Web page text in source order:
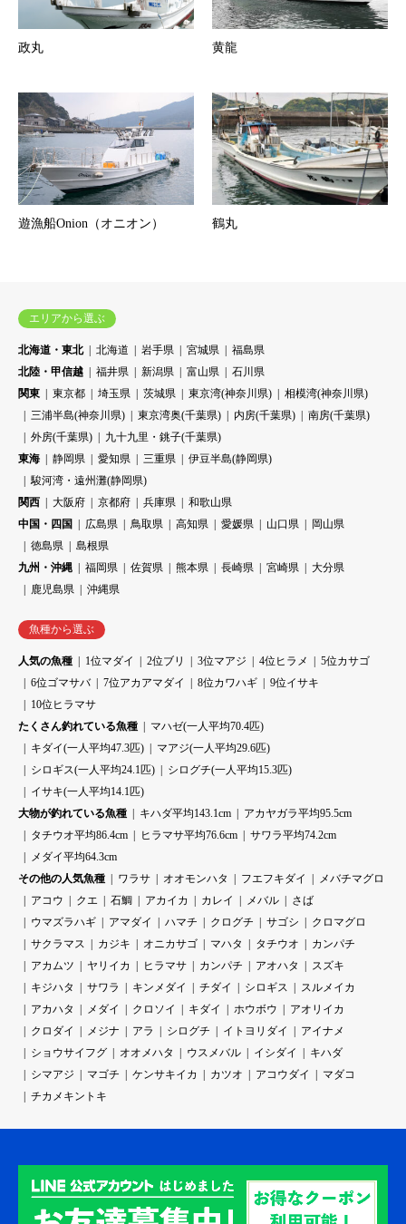
政丸 黄龍
遊漁船Onion（オニオン） 鶴丸
エリアから選ぶ
北海道・東北 北海道 岩手県 宮城県
福島県
北陸・甲信越
福井県 新潟県 富山県
石川県
関東
東京都 埼玉県 茨城県 東京湾(神奈川県)
相模湾(神奈川県)
三浦半島(神奈川県)
東京湾奥(千葉県) 内房(千葉県)
南房(千葉県)
外房(千葉県)
九十九里・銚子(千葉県)
東海
静岡県 愛知県 三重県
伊豆半島(静岡県)
駿河湾・遠州灘(静岡県)
関西
大阪府 京都府 兵庫県
和歌山県
中国・四国
広島県 鳥取県 高知県 愛媛県 山口県
岡山県
徳島県
島根県
九州・沖縄
福岡県 佐賀県 熊本県 長崎県 宮崎県
大分県
鹿児島県
沖縄県
魚種から選ぶ
人気の魚種 1位マダイ 2位ブリ 3位マアジ 4位ヒラメ
5位カサゴ
6位ゴマサバ
7位アカアマダイ 8位カワハギ
9位イサキ
10位ヒラマサ
たくさん釣れている魚種
マハゼ(一人平均70.4匹)
キダイ(一人平均47.3匹)
マアジ(一人平均29.6匹)
シロギス(一人平均24.1匹)
シログチ(一人平均15.3匹)
イサキ(一人平均14.1匹)
大物が釣れている魚種
キハダ平均143.1cm
アカヤガラ平均95.5cm
タチウオ平均86.4cm
ヒラマサ平均76.6cm
サワラ平均74.2cm
メダイ平均64.3cm
その他の人気魚種
ワラサ オオモンハタ フエフキダイ
メバチマグロ
アコウ
クエ 石鯛 アカイカ カレイ メバル
さば
ウマズラハギ
アマダイ ハマチ クログチ サゴシ
クロマグロ
サクラマス
カジキ オニカサゴ マハタ タチウオ
カンパチ
アカムツ
ヤリイカ ヒラマサ カンパチ アオハタ
スズキ
キジハタ
サワラ キンメダイ チダイ シロギス
スルメイカ
アカハタ
メダイ クロソイ キダイ ホウボウ
アオリイカ
クロダイ
メジナ アラ シログチ イトヨリダイ
アイナメ
ショウサイフグ
オオメハタ ウスメバル イシダイ
キハダ
シマアジ
マゴチ ケンサキイカ カツオ アコウダイ
マダコ
チカメキントキ